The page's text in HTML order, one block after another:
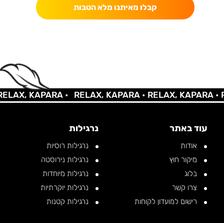
קבלו מאיתנו מלא הטבות
KAPARA • RELAX, KAPARA •RELAX, KAPARA •
עוד באתר
אודות
מיקור חוץ
בלוג
צרו קשר
רישום למועדון לקוחות
נרגילות
נרגילות רוסיות
נרגילות נירוסטה
נרגילות מיוחדות
נרגילות יוקרתיות
נרגילות קטנות